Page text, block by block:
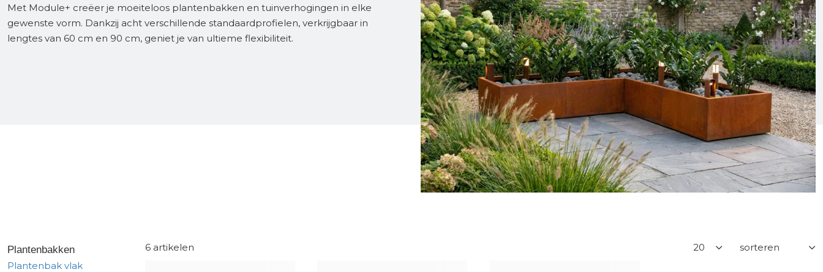
Gereedschap
Kunststof terrasplanken
Tuinhout
Met Module+ creëer je moeiteloos plantenbakken en tuinverhogingen in elke
gewenste vorm. Dankzij acht verschillende standaardprofielen, verkrijgbaar in
lengtes van 60 cm en 90 cm, geniet je van ultieme flexibiliteit.
Plantenbakken
Plantenbak vlak
6 artikelen